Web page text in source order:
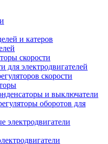
и катеров
скорости
для электродвигателей
скорости
и выключатели
оборотов для
электродвигатели